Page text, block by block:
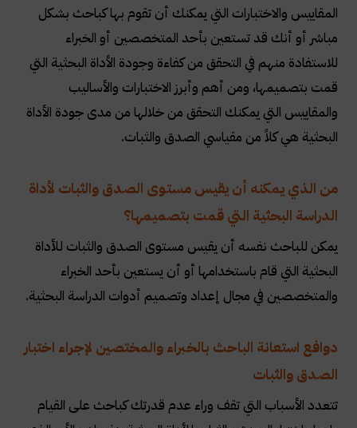
المقاييس والاختبارات التي يمكنك أن تقوم بها كباحث بشكل
مباشر أو أنك قد تستعين بأحد المتخصصين أو الخبراء
للاستفادة منهم في التحقق من كفاءة وجودة الأداة البحثية التي
قمت بتصميمها، ومن أهم وأبرز الاختبارات والأساليب
والمقاييس التي يمكنك التحقق من خلالها من مدى جودة الأداة
البحثية هي كلاً من مقياسي الصدق والثبات.
من الذي يمكنه أن يقيس مستوى الصدق والثبات لأداة
الدراسة البحثية التي قمت بتصميمها؟
يمكن للباحث نفسه أن يقيس مستوى الصدق والثبات للأداة
البحثية التي قام باستخدامها أو أن يستعين بأحد الخبراء
والمتخصصين في مجال إعداد وتصميم أدوات الدراسة البحثية.
دوافع استعانة الباحث بالخبراء والمختصين لإجراء اختبار
الصدق والثبات
تتعدد الأسباب التي تقف وراء عدم قدرتك كباحث على القيام